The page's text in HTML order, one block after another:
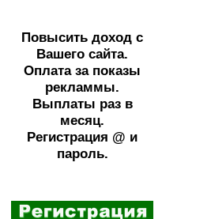
Повысить доход с
Вашего сайта.
Оплата за показы
рекламмы.
Выплаты раз в
месяц.
Регистрация @ и
пароль.